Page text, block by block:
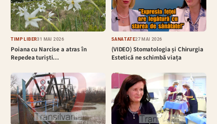
TIMP LIBER31 MAI 2026
Poiana cu Narcise a atras în
Repedea turiști…
SĂNĂTATE27 MAI 2026
(VIDEO) Stomatologia și Chirurgia
Estetică ne schimbă viața